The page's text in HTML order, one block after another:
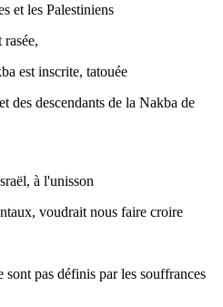
et les Palestiniens
est inscrite, tatouée
des descendants de la Nakba de
à l'unisson
voudrait nous faire croire
pas définis par les souffrances